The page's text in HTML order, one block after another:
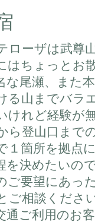
ローザは武尊
はちょっとお
な尾瀬、また
る山までバラ
けれど経験が
ら登山口まで
１箇所を拠点
を決めたい
要望にあっ
ご相談くださ
通ご利用のお